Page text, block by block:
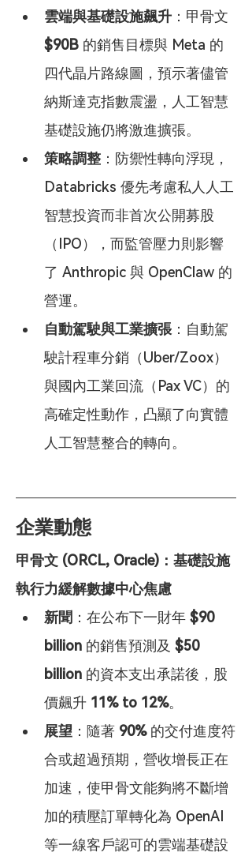
雲端與基礎設施飆升 ：甲骨文
$90B 的銷售目標與 Meta 的
四代晶片路線圖，預示著儘管
納斯達克指數震盪，人工智慧
基礎設施仍將激進擴張。
策略調整 ：防禦性轉向浮現，
Databricks 優先考慮私人人工
智慧投資而非首次公開募股
（IPO），而監管壓力則影響
了 Anthropic 與 OpenClaw 的
營運。
自動駕駛與工業擴張 ：自動駕
駛計程車分銷（Uber/Zoox）
與國內工業回流（Pax VC）的
高確定性動作，凸顯了向實體
人工智慧整合的轉向。
企業動態
甲骨文 (ORCL, Oracle)：基礎設施
執行力緩解數據中心焦慮
新聞 ：在公布下一財年 $90
billion 的銷售預測及 $50
billion 的資本支出承諾後，股
價飆升 11% to 12%。
展望 ：隨著 90% 的交付進度符
合或超過預期，營收增長正在
加速，使甲骨文能夠將不斷增
加的積壓訂單轉化為 OpenAI
等一線客戶認可的雲端基礎設